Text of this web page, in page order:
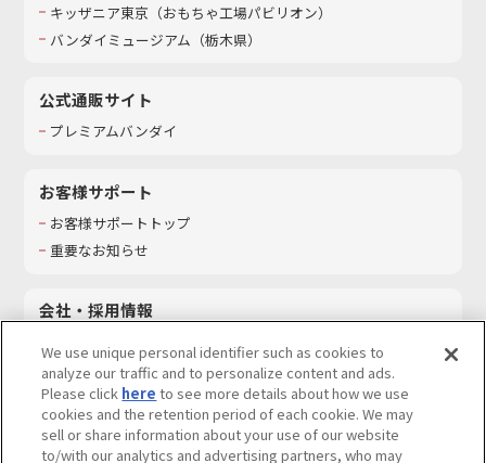
キッザニア東京（おもちゃ工場パビリオン）​
バンダイミュージアム（栃木県）
公式通販サイト
プレミアムバンダイ
お客様サポート
お客様サポートトップ
重要なお知らせ
会社・採用情報
採用情報
サステナビリティ
お問い合わせ
We use unique personal identifier such as cookies to
analyze our traffic and to personalize content and ads.
Please click here to see more details about how we use
cookies and the retention period of each cookie. We may
sell or share information about your use of our website
to/with our analytics and advertising partners, who may